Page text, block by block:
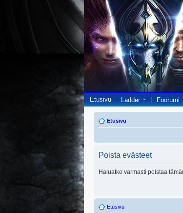
Etusivu Ladder Foorumi
Etusivu
Poista evästeet
Haluatko varmasti poistaa
Etusivu